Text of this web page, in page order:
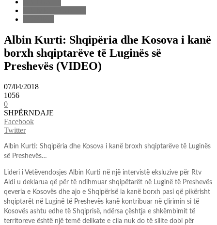
Albin Kurti: Shqipëria dhe Kosova i kanë
borxh shqiptarëve të Luginës së
Preshevës (VIDEO)
07/04/2018
1056
0
SHPËRNDAJE
Facebook
Twitter
Albin Kurti: Shqipëria dhe Kosova i kanë broxh shqiptarëve të Luginës
së Preshevës…
Lideri i Vetëvendosjes Albin Kurti në një intervistë eksluzive për Rtv
Aldi u deklarua që për të ndihmuar shqipëtarët në Luginë të Preshevës
qeveria e Kosovës dhe ajo e Shqipërisë ia kanë borxh pasi që pikërisht
shqiptarët në Luginë të Preshevës kanë kontribuar në çlirimin si të
Kosovës ashtu edhe të Shqiprisë, ndërsa çështja e shkëmbimit të
territoreve është një temë delikate e cila nuk do të sillte dobi për